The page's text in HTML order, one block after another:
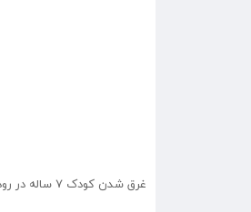
غرق شدن کودک 7 ساله در رودخانه مهاباد